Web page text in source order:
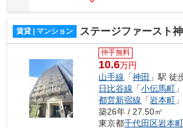
賃貸 | マンション ステージファースト神
仲手無料
10.6万円
山手線 「神田 」駅 徒
日比谷線 「小伝馬町
都営新宿線 「岩本町
築26年 / 27.50㎡
東京都千代田区岩本町